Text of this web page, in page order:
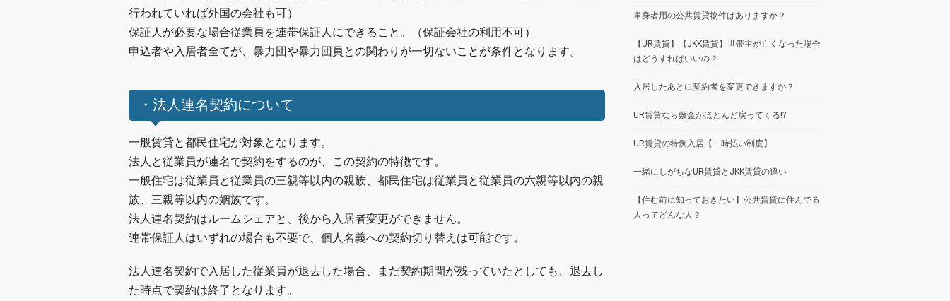
行われていれば外国の会社も可）
保証人が必要な場合従業員を連帯保証人にできること。（保証会社の利用不可）
申込者や入居者全てが、暴力団や暴力団員との関わりが一切ないことが条件となります。
・法人連名契約について
一般賃貸と都民住宅が対象となります。
法人と従業員が連名で契約をするのが、この契約の特徴です。
一般住宅は従業員と従業員の三親等以内の親族、都民住宅は従業員と従業員の六親等以内の親
族、三親等以内の姻族です。
法人連名契約はルームシェアと、後から入居者変更ができません。
連帯保証人はいずれの場合も不要で、個人名義への契約切り替えは可能です。
法人連名契約で入居した従業員が退去した場合、まだ契約期間が残っていたとしても、退去し
た時点で契約は終了となります。
単身者用の公共賃貸物件はありますか？
【UR賃貸】【JKK賃貸】世帯主が亡くなった場合
はどうすればいいの？
入居したあとに契約者を変更できますか？
UR賃貸なら敷金がほとんど戻ってくる!?
UR賃貸の特例入居【一時払い制度】
一緒にしがちなUR賃貸とJKK賃貸の違い
【住む前に知っておきたい】公共賃貸に住んでる
人ってどんな人？